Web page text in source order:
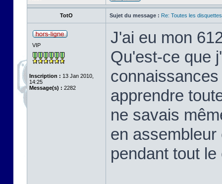
TotO Sujet du message : Re: Toutes les
VIP
Inscription : 13 Jan 2010,
14:25
Message(s) : 2282
J'ai eu mon
Qu'est-ce que
apprendre
ne savais
en
pendant tout le